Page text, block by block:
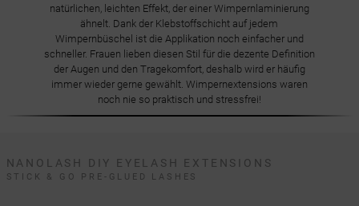
natürlichen, leichten Effekt, der einer Wimpernlaminierung
ähnelt. Dank der Klebstoffschicht auf jedem
Wimpernbüschel ist die Applikation noch einfacher und
schneller. Frauen lieben diesen Stil für die dezente Definition
der Augen und den Tragekomfort, deshalb wird er häufig
immer wieder gerne gewählt. Wimpernextensions waren
noch nie so praktisch und stressfrei!
NANOLASH DIY EYELASH EXTENSIONS
STICK & GO PRE-GLUED LASHES